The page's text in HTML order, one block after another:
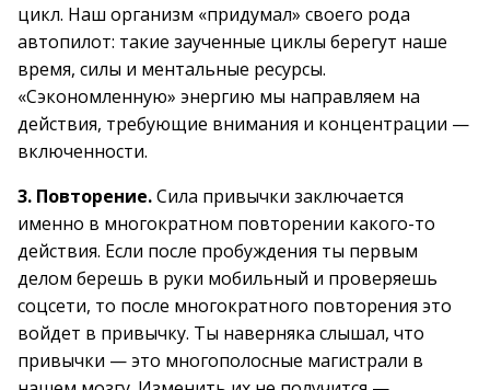
цикл. Наш организм «придумал» своего рода
автопилот: такие заученные циклы берегут наше
время, силы и ментальные ресурсы.
«Сэкономленную» энергию мы направляем на
действия, требующие внимания и концентрации —
включенности.
3. Повторение.Сила привычки заключается
именно в многократном повторении какого-то
действия. Если после пробуждения ты первым
делом берешь в руки мобильный и проверяешь
соцсети, то после многократного повторения это
войдет в привычку. Ты наверняка слышал, что
привычки — это многополосные магистрали в